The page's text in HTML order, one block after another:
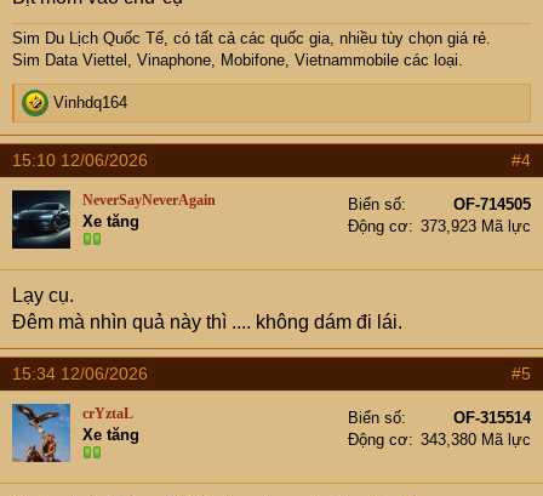
Sim Du Lịch Quốc Tế, có tất cả các quốc gia, nhiều tùy chọn giá rẻ.
Sim Data Viettel, Vinaphone, Mobifone, Vietnammobile các loại.
R
e
a
c
t
i
o
n
s
:
Vinhdq164
15:10 12/06/2026 #4
NeverSayNeverAgain
Xe tăng
Biển số
OF-714505
Động cơ
373,923 Mã lực
Lạy cụ.
Đêm mà nhìn quả này thì .... không dám đi lái.
15:34 12/06/2026 #5
crYztaL
Xe tăng
Biển số
OF-315514
Động cơ
343,380 Mã lực